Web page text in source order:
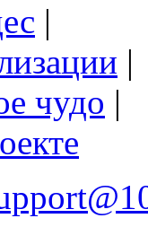
|
|
чудо |